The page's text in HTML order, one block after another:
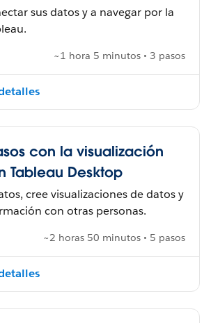
sus datos y a navegar por la
~1 hora 5 minutos • 3 pasos
con la visualización
Tableau Desktop
cree visualizaciones de datos y
con otras personas.
~2 horas 50 minutos • 5 pasos